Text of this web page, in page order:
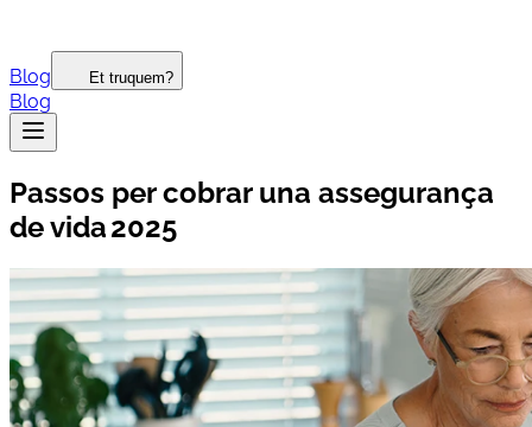
Blog Et truquem?
Blog
Passos per cobrar una assegurança
de vida 2025